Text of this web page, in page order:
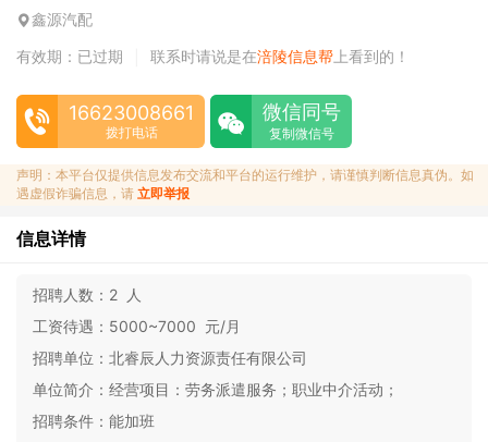
鑫源汽配
有效期：已过期
联系时请说是在涪陵信息帮 上看到的！
16623008661
拨打电话
微信同号
复制微信号
声明：本平台仅提供信息发布交流和平台的运行维护，请谨慎判断信息真伪。如
遇虚假诈骗信息，请 立即举报
信息详情
招聘人数： 2 人
工资待遇： 5000~7000 元/月
招聘单位： 北睿辰人力资源责任有限公司
单位简介： 经营项目：劳务派遣服务；职业中介活动；
招聘条件： 能加班